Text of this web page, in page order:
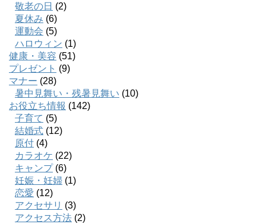
敬老の日 (2)
夏休み (6)
運動会 (5)
ハロウィン (1)
健康・美容 (51)
プレゼント (9)
マナー (28)
暑中見舞い・残暑見舞い (10)
お役立ち情報 (142)
子育て (5)
結婚式 (12)
原付 (4)
カラオケ (22)
キャンプ(6)
妊娠・妊婦 (1)
恋愛 (12)
アクセサリ (3)
アクセス方法 (2)